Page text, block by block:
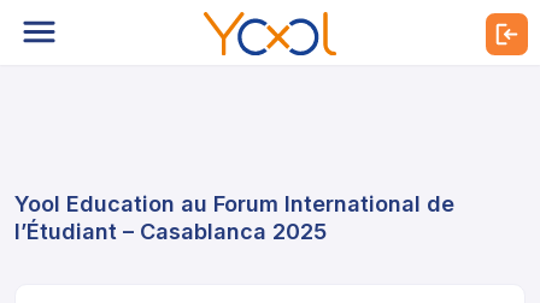
Yool Education au Forum International de
l’Étudiant – Casablanca 2025